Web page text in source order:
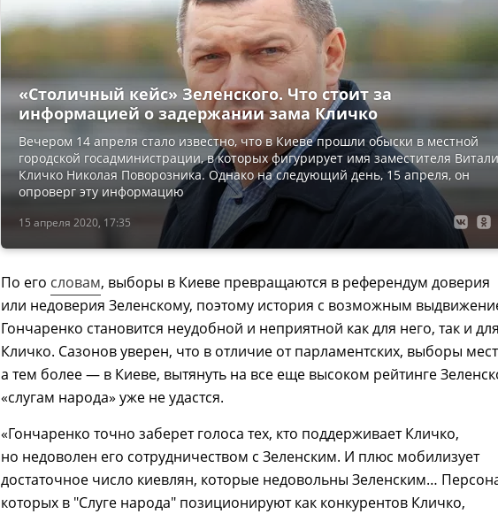
15 апреля 2020, 17:35
«Столичный кейс» Зеленского. Что стоит за
информацией о задержании зама Кличко
Вечером 14 апреля стало известно, что в Киеве прошли обыски в местной
городской госадминистрации, в которых фигурирует имя заместителя
Кличко Николая Поворозника. Однако на следующий день, 15 апреля, он
опроверг эту информацию
По его словам, выборы в Киеве превращаются в референдум доверия
или недоверия Зеленскому, поэтому история с возможным
Гончаренко становится неудобной и неприятной как для него, так и
Кличко. Сазонов уверен, что в отличие от парламентских, выборы
а тем более — в Киеве, вытянуть на все еще высоком рейтинге
«слугам народа» уже не удастся.
«Гончаренко точно заберет голоса тех, кто поддерживает Кличко,
но недоволен его сотрудничеством с Зеленским. И плюс мобилизует
достаточное число киевлян, которые недовольны Зеленским…
которых в "Слуге народа" позиционируют как конкурентов Кличко,